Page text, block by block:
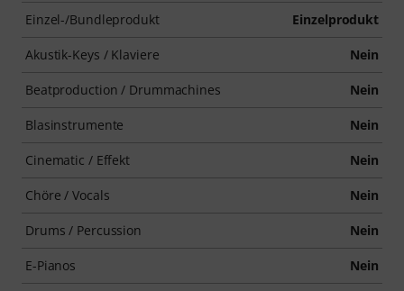
Einzel-/Bundleprodukt Einzelprodukt
Akustik-Keys / Klaviere Nein
Beatproduction / Drummachines Nein
Blasinstrumente Nein
Cinematic / Effekt Nein
Chöre / Vocals Nein
Drums / Percussion Nein
E-Pianos Nein